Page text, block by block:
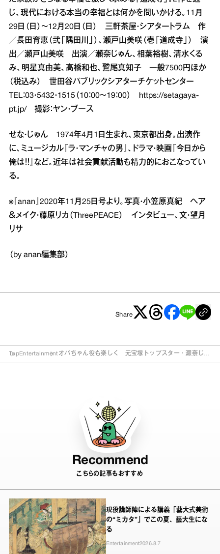
じ、現代における本当の幸福とは何かを問いかける。11月
29日（日）～12月20日（日） 三軒茶屋・シアタートラム 作
／長田育恵（弐「隅田川」）、瀬戸山美咲（壱「道成寺」） 演
出／瀬戸山美咲 出演／瀬奈じゅん、相葉裕樹、清水くる
み、明星真由美、高橋和也、鷲尾真知子 一般7500円ほか
（税込み） 世田谷パブリックシアターチケットセンター
TEL：03・5432・1515（10：00～19：00）
https://setagaya-
pt.jp/ 撮影：ヤン・ブース
せな・じゅん 1974年4月1日生まれ、東京都出身。出演作
に、ミュージカル『ラ・マンチャの男』、ドラマ・映画『今日から
俺は！！』など。近年は社会貢献活動も精力的におこなってい
る。
※『anan』2020年11月25日号より。写真・小笠原真紀 ヘア
＆メイク・藤原リカ（ThreePEACE） インタビュー、文・望月
リサ
（by anan編集部）
Share
TopEntertainmentオバちゃん役も楽しく 元宝塚トップスター・瀬奈じゅ
Recommend
こちらの記事もおすすめ
現役講師陣による講義「藝大式美術
の“ミカタ”」でこの夏、藝大生にな
る
Entertainment2026.8.7